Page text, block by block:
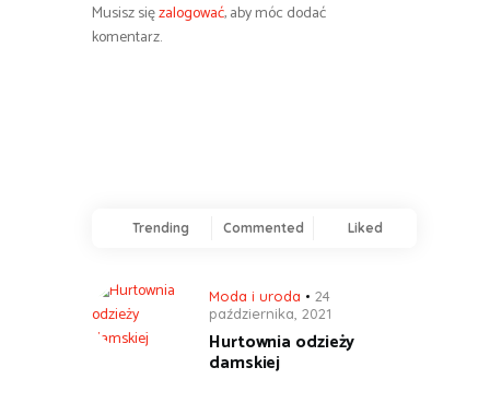
Musisz sięzalogować, aby móc dodać
komentarz.
Trending Commented Liked
Moda i uroda
24
października, 2021
Hurtownia odzieży
damskiej